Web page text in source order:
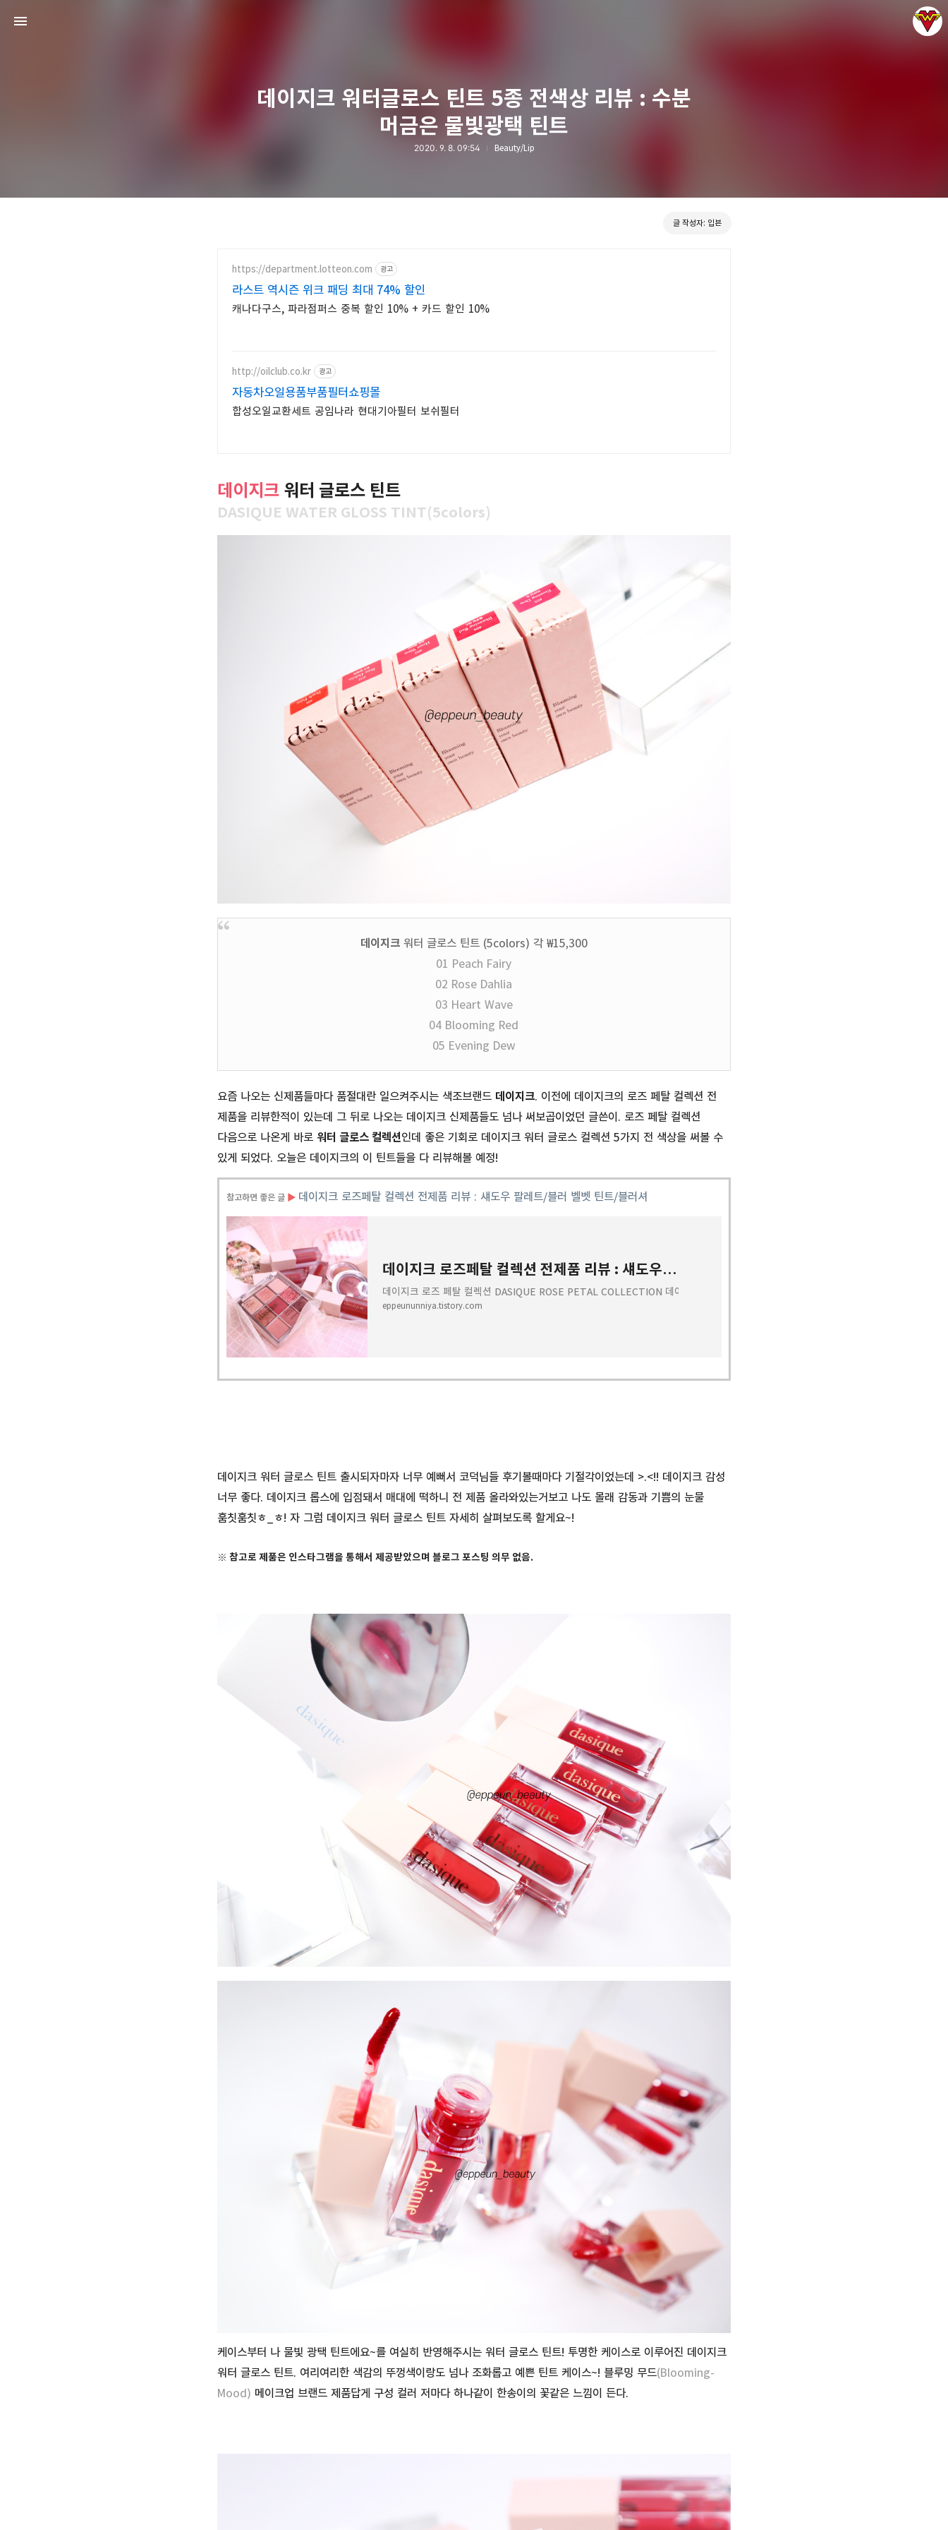
데이지크 워터글로스 틴트 5종 전색상 리뷰 : 수분
머금은 물빛광택 틴트
2020. 9. 8. 09:54 Beauty/Lip
글 작성자: 입븐
https://department.lotteon.com 광고
라스트 역시즌 위크 패딩 최대 74% 할인
캐나다구스, 파라점퍼스 중복 할인 10% + 카드 할인 10%
http://oilclub.co.kr 광고
자동차오일용품부품필터쇼핑몰
합성오일교환세트 공임나라 현대기아필터 보쉬필터
데이지크 워터 글로스 틴트
DASIQUE WATER GLOSS TINT(5colors)
데이지크워터 글로스 틴트 (5colors) 각 ₩15,300
01 Peach Fairy
02 Rose Dahlia
03 Heart Wave
04 Blooming Red
05 Evening Dew
요즘 나오는 신제품들마다 품절대란 일으켜주시는 색조브랜드 데이지크. 이전에 데이지크의 로즈 페탈 컬렉션 전
제품을 리뷰한적이 있는데 그 뒤로 나오는 데이지크 신제품들도 넘나 써보곱이었던 글쓴이. 로즈 페탈 컬렉션
다음으로 나온게 바로 워터 글로스 컬렉션인데 좋은 기회로 데이지크 워터 글로스 컬렉션 5가지 전 색상을 써볼 수
있게 되었다. 오늘은 데이지크의 이 틴트들을 다 리뷰해볼 예정!
참고하면 좋은 글 ▶ 데이지크 로즈페탈 컬렉션 전제품 리뷰 : 섀도우 팔레트/블러 벨벳 틴트/블러셔
데이지크 로즈페탈 컬렉션 전제품 리뷰 : 섀도우 팔레트/블러 벨벳 틴트/블러셔
데이지크 로즈 페탈 컬렉션 DASIQUE ROSE PETAL COLLECTION 데이지크 로즈 페탈 컬렉션 -섀도우 팔레트(02 로즈페탈) -블러
eppeununniya.tistory.com
데이지크 워터 글로스 틴트 출시되자마자 너무 예뻐서 코덕님들 후기볼때마다 기절각이었는데 >.<!! 데이지크 감성
너무 좋다. 데이지크 롭스에 입점돼서 매대에 떡하니 전 제품 올라와있는거보고 나도 몰래 감동과 기쁨의 눈물
훔칫훔칫ㅎ_ㅎ! 자 그럼 데이지크 워터 글로스 틴트 자세히 살펴보도록 할게요~!
※ 참고로 제품은 인스타그램을 통해서 제공받았으며 블로그 포스팅 의무 없음.
케이스부터 나 물빛 광택 틴트에요~를 여실히 반영해주시는 워터 글로스 틴트! 투명한 케이스로 이루어진 데이지크
워터 글로스 틴트. 여리여리한 색감의 뚜껑색이랑도 넘나 조화롭고 예쁜 틴트 케이스~! 블루밍 무드(Blooming-
Mood) 메이크업 브랜드 제품답게 구성 컬러 저마다 하나같이 한송이의 꽃같은 느낌이 든다.